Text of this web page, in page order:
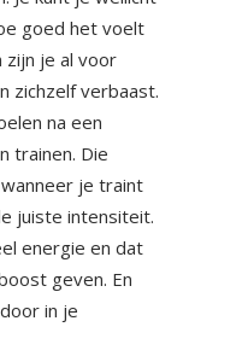
goed het voelt
zijn je al voor
zichzelf verbaast.
na een
trainen. Die
je traint
juiste intensiteit.
energie en dat
geven. En
in je